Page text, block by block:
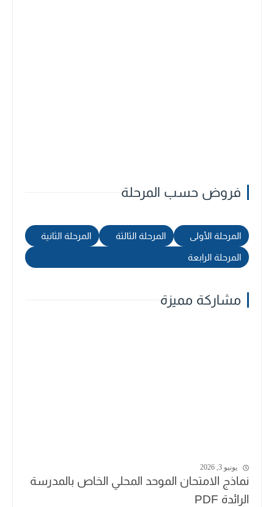
فروض حسب المرحلة
المرحلة الأولى المرحلة الثالثة المرحلة الثانية
المرحلة الرابعة
مشاركة مميزة
يونيو 3, 2026
نماذج الامتحان الموحد المحلي الخاص بالمدرسة
الرائدة PDF